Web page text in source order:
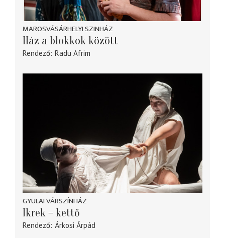
MAROSVÁSÁRHELYI SZINHÁZ
Ház a blokkok között
Rendező Radu Afrim
GYULAI VÁRSZÍNHÁZ
Ikrek – kettő
Rendező Árkosi Árpád